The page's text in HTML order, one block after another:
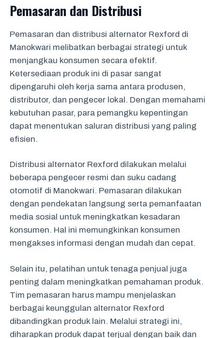
Pemasaran dan Distribusi
Pemasaran dan distribusi alternator Rexford di
Manokwari melibatkan berbagai strategi untuk
menjangkau konsumen secara efektif.
Ketersediaan produk ini di pasar sangat
dipengaruhi oleh kerja sama antara produsen,
distributor, dan pengecer lokal. Dengan memahami
kebutuhan pasar, para pemangku kepentingan
dapat menentukan saluran distribusi yang paling
efisien.
Distribusi alternator Rexford dilakukan melalui
beberapa pengecer resmi dan suku cadang
otomotif di Manokwari. Pemasaran dilakukan
dengan pendekatan langsung serta pemanfaatan
media sosial untuk meningkatkan kesadaran
konsumen. Hal ini memungkinkan konsumen
mengakses informasi dengan mudah dan cepat.
Selain itu, pelatihan untuk tenaga penjual juga
penting dalam meningkatkan pemahaman produk.
Tim pemasaran harus mampu menjelaskan
berbagai keunggulan alternator Rexford
dibandingkan produk lain. Melalui strategi ini,
diharapkan produk dapat terjual dengan baik dan